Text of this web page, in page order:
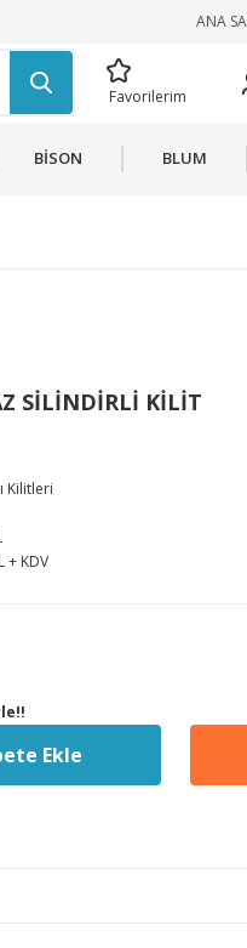
ANA
Favorilerim
BİSON BLUM
SİLİNDİRLİ KİLİT
Kilitleri
+ KDV
Ekle